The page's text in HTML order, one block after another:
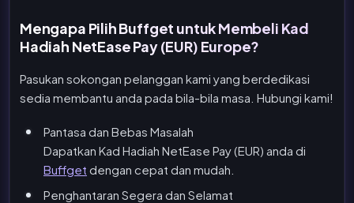
Mengapa Pilih Buffget untuk Membeli Kad
Hadiah NetEase Pay (EUR) Europe?
Pasukan sokongan pelanggan kami yang berdedikasi
sedia membantu anda pada bila-bila masa. Hubungi kami!
Pantasa dan Bebas Masalah
Dapatkan Kad Hadiah NetEase Pay (EUR) anda di
Buffget dengan cepat dan mudah.
Penghantaran Segera dan Selamat